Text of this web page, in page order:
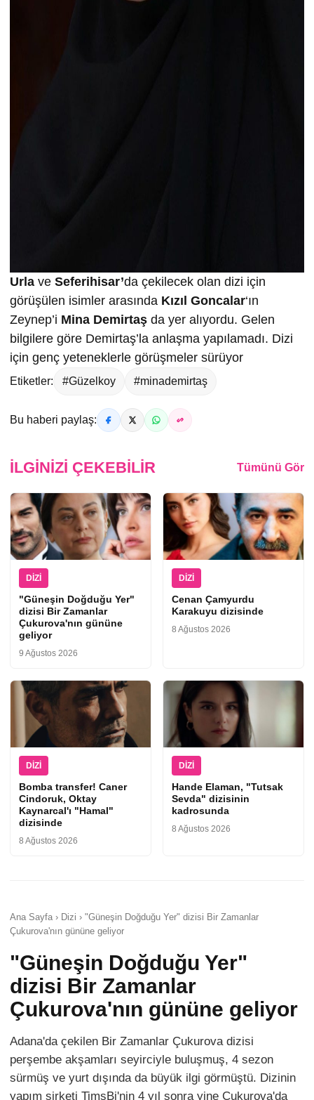
Urla ve Seferihisar’da çekilecek olan dizi için
görüşülen isimler arasında Kızıl Goncalar‘ın
Zeynep’i Mina Demirtaş da yer alıyordu. Gelen
bilgilere göre Demirtaş’la anlaşma yapılamadı. Dizi
için genç yeteneklerle görüşmeler sürüyor
Etiketler: #Güzelkoy #minademirtaş
Bu haberi paylaş:
İLGINIZI ÇEKEBILIR Tümünü Gör
DIZI
"Güneşin Doğduğu Yer"
dizisi Bir Zamanlar
Çukurova'nın gününe
geliyor
9 Ağustos 2026
DIZI
Cenan Çamyurdu
Karakuyu dizisinde
8 Ağustos 2026
DIZI
Bomba transfer! Caner
Cindoruk, Oktay
Kaynarcal'ı "Hamal"
dizisinde
8 Ağustos 2026
DIZI
Hande Elaman, "Tutsak
Sevda" dizisinin
kadrosunda
8 Ağustos 2026
Ana Sayfa › Dizi › "Güneşin Doğduğu Yer" dizisi Bir Zamanlar
Çukurova'nın gününe geliyor
"Güneşin Doğduğu Yer"
dizisi Bir Zamanlar
Çukurova'nın gününe geliyor
Adana'da çekilen Bir Zamanlar Çukurova dizisi
perşembe akşamları seyirciyle buluşmuş, 4 sezon
sürmüş ve yurt dışında da büyük ilgi görmüştü. Dizinin
yapım şirketi TimsBi'nin 4 yıl sonra yine Çukurova'da